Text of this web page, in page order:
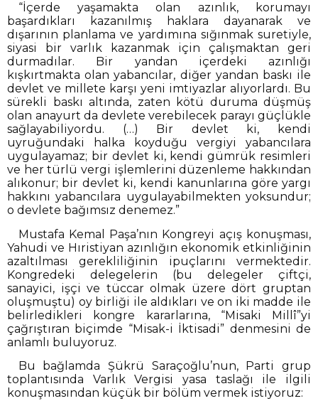
“İçerde yaşamakta olan azınlık, korumayı
başardıkları kazanılmış haklara dayanarak ve
dışarının planlama ve yardımına sığınmak suretiyle,
siyasi bir varlık kazanmak için çalışmaktan geri
durmadılar. Bir yandan içerdeki azınlığı
kışkırtmakta olan yabancılar, diğer yandan baskı ile
devlet ve millete karşı yeni imtiyazlar alıyorlardı. Bu
sürekli baskı altında, zaten kötü duruma düşmüş
olan anayurt da devlete verebilecek parayı güçlükle
sağlayabiliyordu. (…) Bir devlet ki, kendi
uyruğundaki halka koyduğu vergiyi yabancılara
uygulayamaz; bir devlet ki, kendi gümrük resimleri
ve her türlü vergi işlemlerini düzenleme hakkından
alıkonur; bir devlet ki, kendi kanunlarına göre yargı
hakkını yabancılara uygulayabilmekten yoksundur;
o devlete bağımsız denemez.”
Mustafa Kemal Paşa’nın Kongreyi açış konuşması,
Yahudi ve Hıristiyan azınlığın ekonomik etkinliğinin
azaltılması gerekliliğinin ipuçlarını vermektedir.
Kongredeki delegelerin (bu delegeler çiftçi,
sanayici, işçi ve tüccar olmak üzere dört gruptan
oluşmuştu) oy birliği ile aldıkları ve on iki madde ile
belirledikleri kongre kararlarına, “Misaki Millî”yi
çağrıştıran biçimde “Misak-i İktisadi” denmesini de
anlamlı buluyoruz.
Bu bağlamda Şükrü Saraçoğlu’nun, Parti grup
toplantısında Varlık Vergisi yasa taslağı ile ilgili
konuşmasından küçük bir bölüm vermek istiyoruz: